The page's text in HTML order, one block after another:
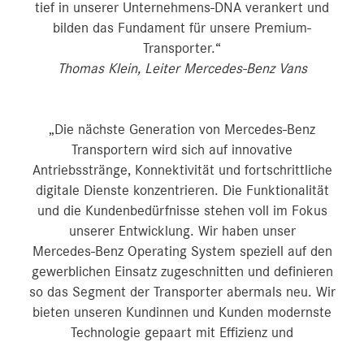
tief in unserer Unternehmens-DNA verankert und
bilden das Fundament für unsere Premium-
Transporter.“
Thomas Klein, Leiter Mercedes-Benz Vans
„Die nächste Generation von Mercedes‑Benz
Transportern wird sich auf innovative
Antriebsstränge, Konnektivität und fortschrittliche
digitale Dienste konzentrieren. Die Funktionalität
und die Kundenbedürfnisse stehen voll im Fokus
unserer Entwicklung. Wir haben unser
Mercedes‑Benz Operating System speziell auf den
gewerblichen Einsatz zugeschnitten und definieren
so das Segment der Transporter abermals neu. Wir
bieten unseren Kundinnen und Kunden modernste
Technologie gepaart mit Effizienz und